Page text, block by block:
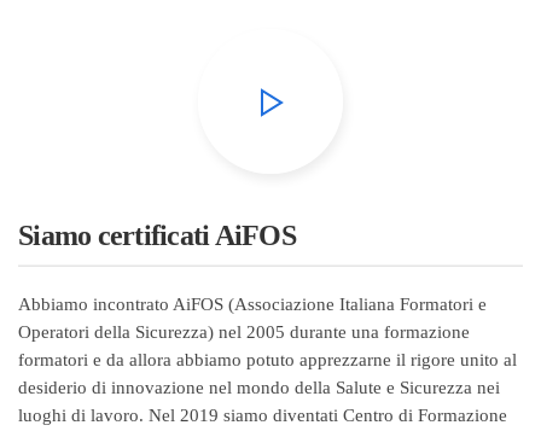
Siamo certificati AiFOS
Abbiamo incontrato AiFOS (Associazione Italiana Formatori e
Operatori della Sicurezza) nel 2005 durante una formazione
formatori e da allora abbiamo potuto apprezzarne il rigore unito al
desiderio di innovazione nel mondo della Salute e Sicurezza nei
luoghi di lavoro. Nel 2019 siamo diventati Centro di Formazione